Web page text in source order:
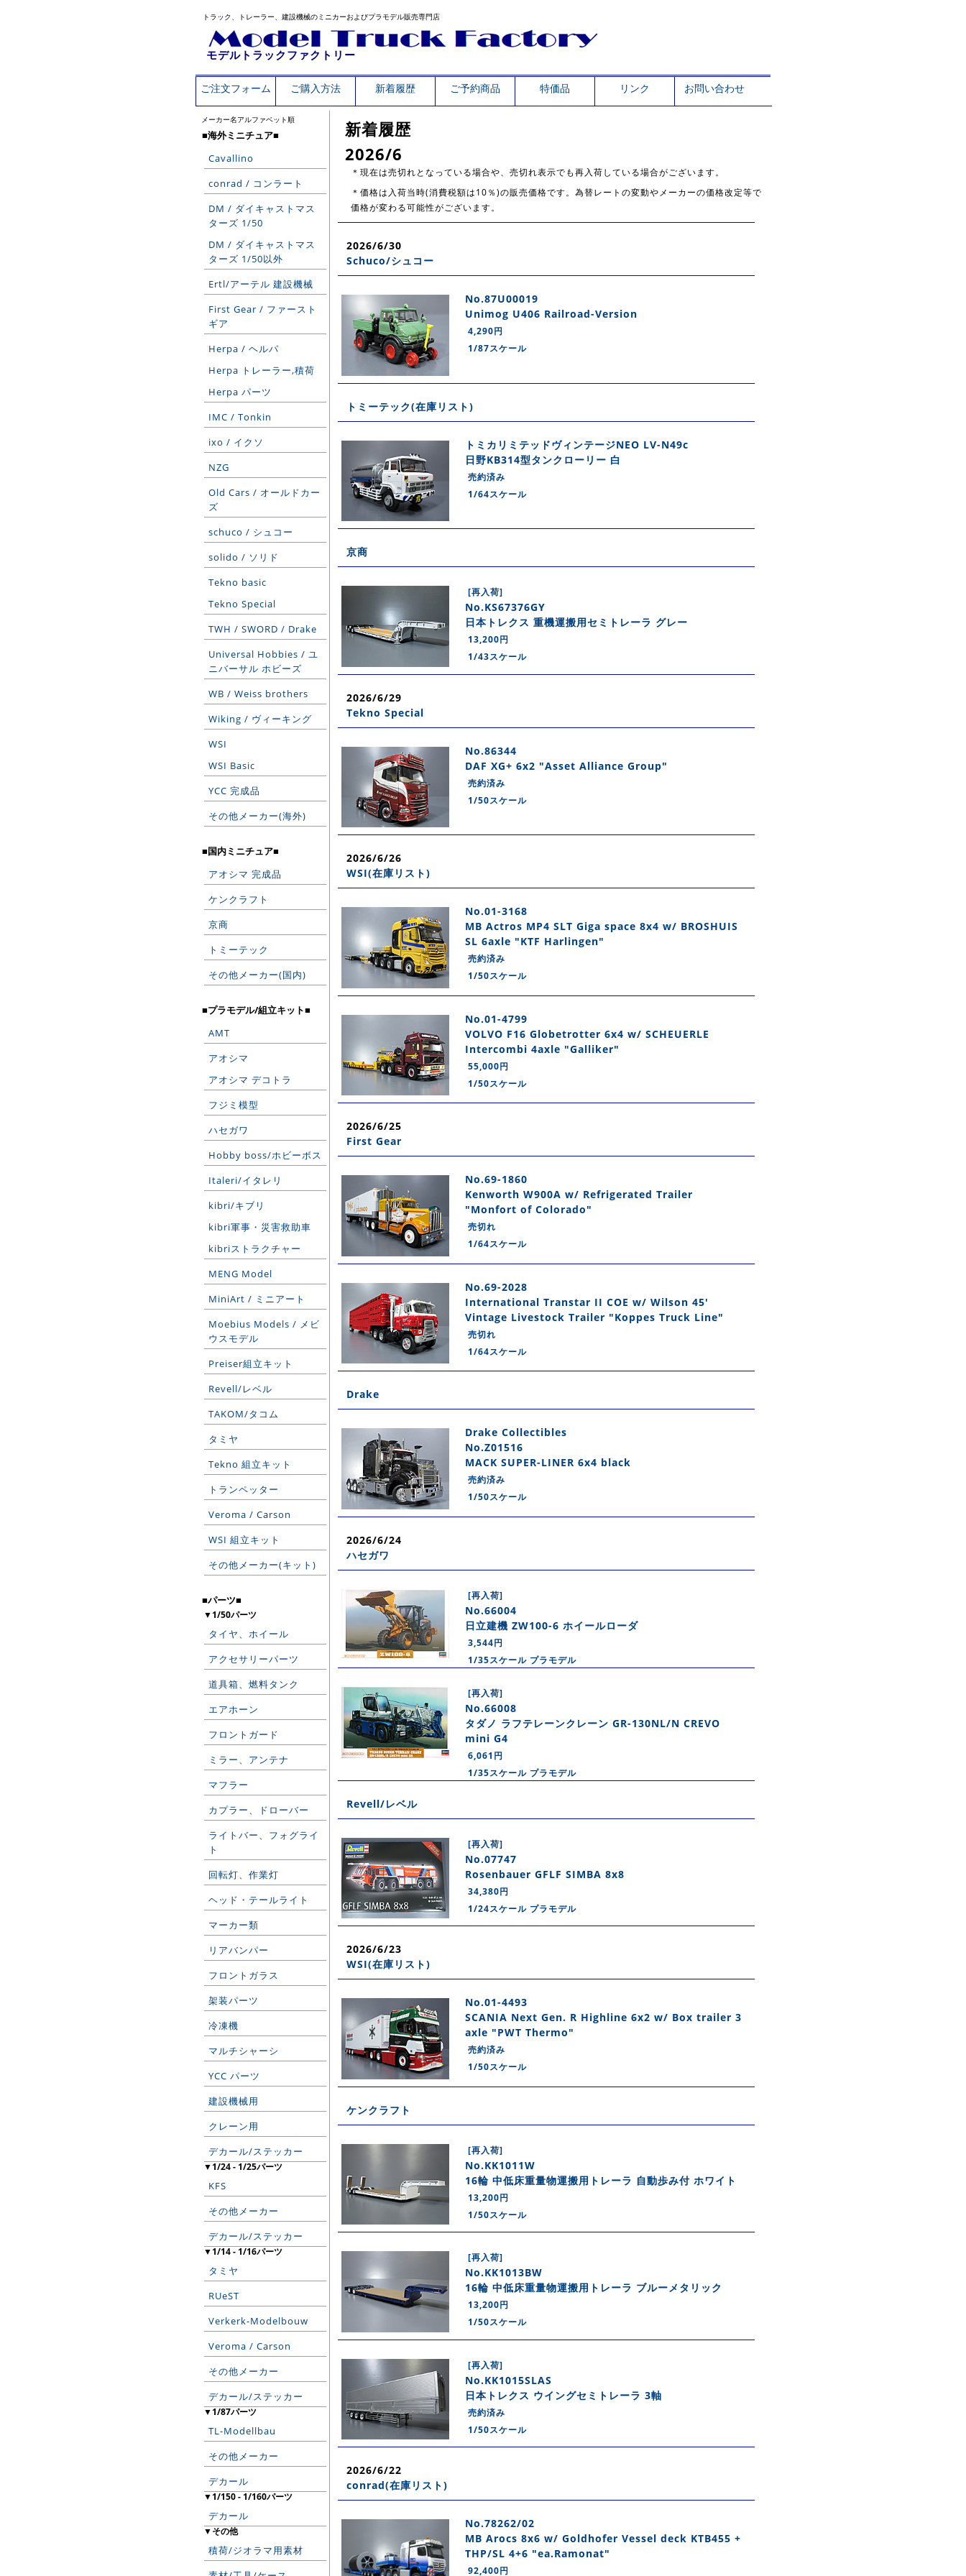
トラック、トレーラー、建設機械のミニカーおよびプラモデル販売専門店
モデルトラックファクトリー
ご注文フォーム ご購入方法 新着履歴 ご予約商品 特価品 リンク お問い合わせ
メーカー名アルファベット順
■海外ミニチュア■
Cavallino
conrad / コンラート
DM / ダイキャストマス
ターズ 1/50
DM / ダイキャストマス
ターズ 1/50以外
Ertl/アーテル 建設機械
First Gear / ファースト
ギア
Herpa / ヘルパ
Herpa トレーラー,積荷
Herpa パーツ
IMC / Tonkin
ixo / イクソ
NZG
Old Cars / オールドカー
ズ
schuco / シュコー
solido / ソリド
Tekno basic
Tekno Special
TWH / SWORD / Drake
Universal Hobbies / ユ
ニバーサル ホビーズ
WB / Weiss brothers
Wiking / ヴィーキング
WSI
WSI Basic
YCC 完成品
その他メーカー(海外)
■国内ミニチュア■
アオシマ 完成品
ケンクラフト
京商
トミーテック
その他メーカー(国内)
■プラモデル/組立キット■
AMT
アオシマ
アオシマ デコトラ
フジミ模型
ハセガワ
Hobby boss/ホビーボス
Italeri/イタレリ
kibri/キブリ
kibri軍事・災害救助車
kibriストラクチャー
MENG Model
MiniArt / ミニアート
Moebius Models / メビ
ウスモデル
Preiser組立キット
Revell/レベル
TAKOM/タコム
タミヤ
Tekno 組立キット
トランペッター
Veroma / Carson
WSI 組立キット
その他メーカー(キット)
■パーツ■
▼1/50パーツ
タイヤ、ホイール
アクセサリーパーツ
道具箱、燃料タンク
エアホーン
フロントガード
ミラー、アンテナ
マフラー
カプラー、ドローバー
ライトバー、フォグライ
ト
回転灯、作業灯
ヘッド・テールライト
マーカー類
リアバンパー
フロントガラス
架装パーツ
冷凍機
マルチシャーシ
YCC パーツ
建設機械用
クレーン用
デカール/ステッカー
▼1/24 - 1/25パーツ
KFS
その他メーカー
デカール/ステッカー
▼1/14 - 1/16パーツ
タミヤ
RUeST
Verkerk-Modelbouw
Veroma / Carson
その他メーカー
デカール/ステッカー
▼1/87パーツ
TL-Modellbau
その他メーカー
デカール
▼1/150 - 1/160パーツ
デカール
▼その他
積荷/ジオラマ用素材
新着履歴
2026/6
＊現在は売切れとなっている場合や、売切れ表示でも再入荷している場合がございます。
＊価格は入荷当時(消費税額は10％)の販売価格です。為替レートの変動やメーカーの価格改定等で
価格が変わる可能性がございます。
2026/6/30
Schuco/シュコー
No.87U00019
Unimog U406 Railroad-Version
4,290円
1/87スケール
トミーテック(在庫リスト)
トミカリミテッドヴィンテージNEO LV-N49c
日野KB314型タンクローリー 白
売約済み
1/64スケール
京商
[再入荷]
No.KS67376GY
日本トレクス 重機運搬用セミトレーラ グレー
13,200円
1/43スケール
2026/6/29
Tekno Special
No.86344
DAF XG+ 6x2 "Asset Alliance Group"
売約済み
1/50スケール
2026/6/26
WSI(在庫リスト)
No.01-3168
MB Actros MP4 SLT Giga space 8x4 w/ BROSHUIS
SL 6axle "KTF Harlingen"
売約済み
1/50スケール
No.01-4799
VOLVO F16 Globetrotter 6x4 w/ SCHEUERLE
Intercombi 4axle "Galliker"
55,000円
1/50スケール
2026/6/25
First Gear
No.69-1860
Kenworth W900A w/ Refrigerated Trailer
"Monfort of Colorado"
売切れ
1/64スケール
No.69-2028
International Transtar II COE w/ Wilson 45'
Vintage Livestock Trailer "Koppes Truck Line"
売切れ
1/64スケール
Drake
Drake Collectibles
No.Z01516
MACK SUPER-LINER 6x4 black
売約済み
1/50スケール
2026/6/24
ハセガワ
[再入荷]
No.66004
日立建機 ZW100-6 ホイールローダ
3,544円
1/35スケール プラモデル
[再入荷]
No.66008
タダノ ラフテレーンクレーン GR-130NL/N CREVO
mini G4
6,061円
1/35スケール プラモデル
Revell/レベル
[再入荷]
No.07747
Rosenbauer GFLF SIMBA 8x8
34,380円
1/24スケール プラモデル
2026/6/23
WSI(在庫リスト)
No.01-4493
SCANIA Next Gen. R Highline 6x2 w/ Box trailer 3
axle "PWT Thermo"
売約済み
1/50スケール
ケンクラフト
[再入荷]
No.KK1011W
16輪 中低床重量物運搬用トレーラ 自動歩み付 ホワイト
13,200円
1/50スケール
[再入荷]
No.KK1013BW
16輪 中低床重量物運搬用トレーラ ブルーメタリック
13,200円
1/50スケール
[再入荷]
No.KK1015SLAS
日本トレクス ウイングセミトレーラ 3軸
売約済み
1/50スケール
2026/6/22
conrad(在庫リスト)
No.78262/02
MB Arocs 8x6 w/ Goldhofer Vessel deck KTB455 +
THP/SL 4+6 "ea.Ramonat"
92,400円